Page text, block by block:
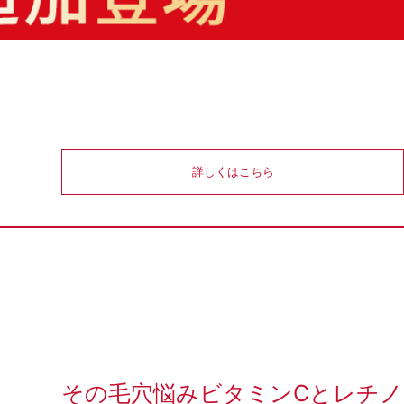
詳しくはこちら
その毛穴悩みビタミンCとレチノ